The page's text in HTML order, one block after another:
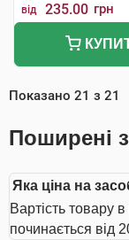
від 235.00 грн
Показано 21 з 21
Поширені
Яка ціна на
Вартість товару в
починається від